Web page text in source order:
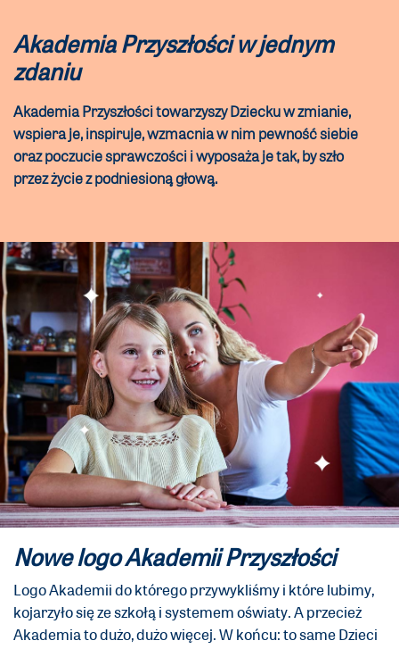
Akademia Przyszłości w jednym
zdaniu
Akademia Przyszłości towarzyszy Dziecku w zmianie,
wspiera je, inspiruje, wzmacnia w nim pewność siebie
oraz poczucie sprawczości i wyposaża je tak, by szło
przez życie z podniesioną głową.
Nowe logo Akademii Przyszłości
Logo Akademii do którego przywykliśmy i które lubimy,
kojarzyło się ze szkołą i systemem oświaty. A przecież
Akademia to dużo, dużo więcej. W końcu: to same Dzieci